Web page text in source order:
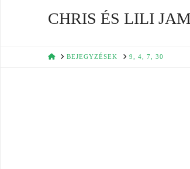
CHRIS ÉS LILI
HOMEBEJEGYZÉSEK 9, 4, 7, 30